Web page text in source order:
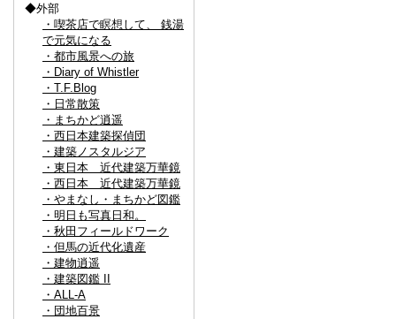
◆外部
・喫茶店で瞑想して、 銭湯
で元気になる
・都市風景への旅
・Diary of Whistler
・T.F.Blog
・日常散策
・まちかど逍遥
・西日本建築探偵団
・建築ノスタルジア
・東日本 近代建築万華鏡
・西日本 近代建築万華鏡
・やまなし・まちかど図鑑
・明日も写真日和。
・秋田フィールドワーク
・但馬の近代化遺産
・建物逍遥
・建築図鑑 II
・ALL-A
・団地百景